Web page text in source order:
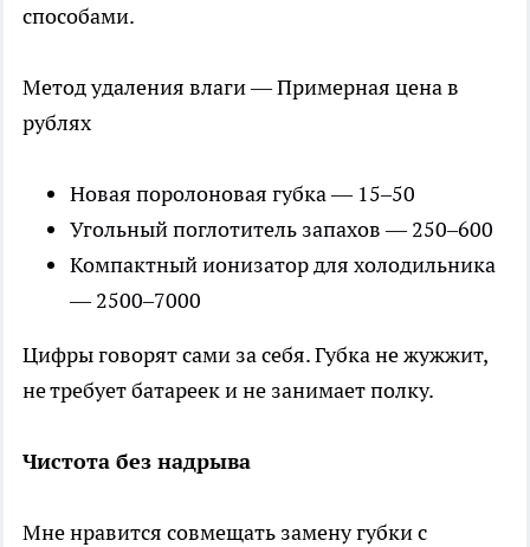
способами.
Метод удаления влаги — Примерная цена в
рублях
Новая поролоновая губка — 15–50
Угольный поглотитель запахов — 250–600
Компактный ионизатор для холодильника
— 2500–7000
Цифры говорят сами за себя. Губка не жужжит,
не требует батареек и не занимает полку.
Чистота без надрыва
Мне нравится совмещать замену губки с